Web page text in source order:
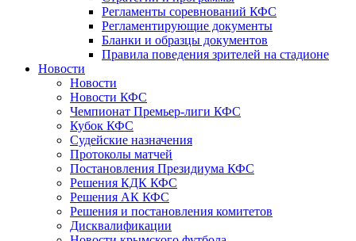
Регламенты соревнований КФС
Регламентирующие документы
Бланки и образцы документов
Правила поведения зрителей на стадионе
Новости
Новости
Новости КФС
Чемпионат Премьер-лиги КФС
Кубок КФС
Судейские назначения
Протоколы матчей
Постановления Президиума КФС
Решения КДК КФС
Решения АК КФС
Решения и постановления комитетов
Дисквалификации